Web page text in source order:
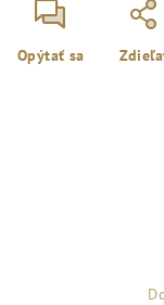
Opýtať sa